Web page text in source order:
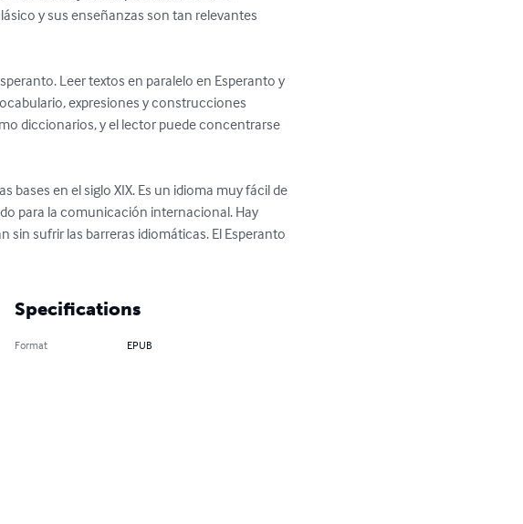
y sus enseñanzas son tan relevantes
Leer textos en paralelo en Esperanto y
expresiones y construcciones
diccionarios, y el lector puede concentrarse
bases en el siglo XIX. Es un idioma muy fácil de
para la comunicación internacional. Hay
sufrir las barreras idiomáticas. El Esperanto
Specifications
Format EPUB